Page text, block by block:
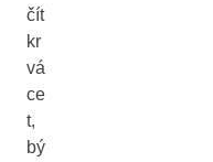
čít
kr
vá
ce
t,
bý